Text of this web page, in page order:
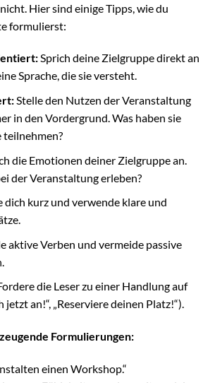
Hier sind einige Tipps, wie du
formulierst:
Sprich deine Zielgruppe direkt an
Sprache, die sie versteht.
Stelle den Nutzen der Veranstaltung
in den Vordergrund. Was haben sie
teilnehmen?
die Emotionen deiner Zielgruppe an.
der Veranstaltung erleben?
dich kurz und verwende klare und
aktive Verben und vermeide passive
die Leser zu einer Handlung auf
jetzt an!“, „Reserviere deinen Platz!“).
Formulierungen:
einen Workshop.“